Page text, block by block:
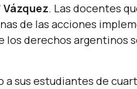
Vázquez. Las docentes
de las acciones
derechos argentinos
sus estudiantes de